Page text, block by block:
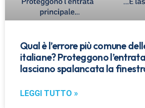
Qual è l’errore più comune
italiane? Proteggono
lasciano spalancata la
LEGGI TUTTO »